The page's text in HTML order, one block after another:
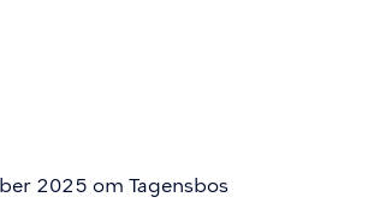
2025 om Tagensbos